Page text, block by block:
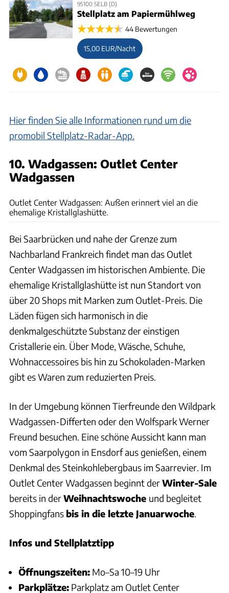
95100 SELB (D)
Stellplatz am Papiermühlweg
44 Bewertungen
15,00 EUR/Nacht
Hier finden Sie alle Informationen rund um die
promobil Stellplatz-Radar-App.
10. Wadgassen: Outlet Center
Wadgassen
Outlet Center Wadgassen: Außen erinnert viel an die
ehemalige Kristallglashütte.
Bei Saarbrücken und nahe der Grenze zum
Nachbarland Frankreich findet man das Outlet
Center Wadgassen im historischen Ambiente. Die
ehemalige Kristallglashütte ist nun Standort von
über 20 Shops mit Marken zum Outlet-Preis. Die
Läden fügen sich harmonisch in die
denkmalgeschützte Substanz der einstigen
Cristallerie ein. Über Mode, Wäsche, Schuhe,
Wohnaccessoires bis hin zu Schokoladen-Marken
gibt es Waren zum reduzierten Preis.
In der Umgebung können Tierfreunde den Wildpark
Wadgassen-Differten oder den Wolfspark Werner
Freund besuchen. Eine schöne Aussicht kann man
vom Saarpolygon in Ensdorf aus genießen, einem
Denkmal des Steinkohlebergbaus im Saarrevier. Im
Outlet Center Wadgassen beginnt derWinter-Sale
bereits in derWeihnachtswoche und begleitet
Shoppingfans bis in die letzte Januarwoche.
Infos und Stellplatztipp
Öffnungszeiten: Mo–Sa 10–19 Uhr
Parkplätze: Parkplatz am Outlet Center